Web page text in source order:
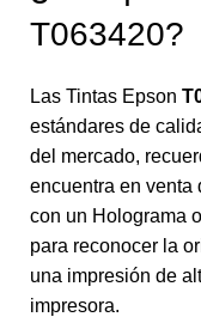
T063420?
Las Tintas Epson
estándares de
del mercado,
encuentra en venta
con un Holograma
para reconocer la
una impresión de
impresora.